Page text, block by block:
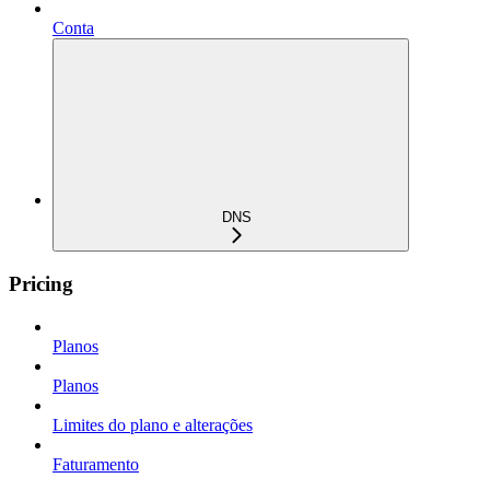
Conta
DNS
Pricing
Planos
Planos
Limites do plano e alterações
Faturamento